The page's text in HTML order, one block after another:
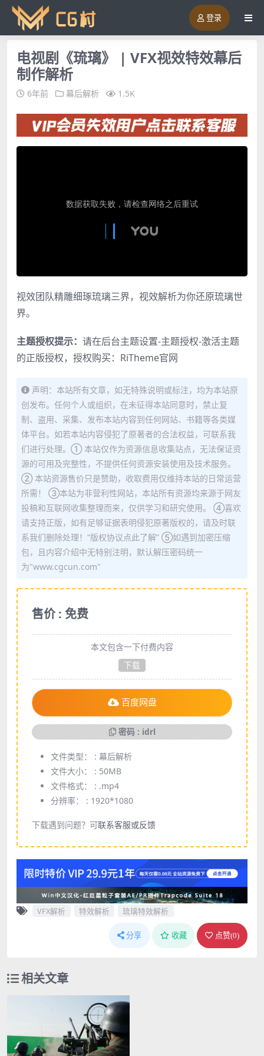
登录
电视剧《琉璃》 | VFX视效特效幕后
制作解析
6年前 幕后解析 1.5K
视效团队精雕细琢琉璃三界，视效解析为你还原琉璃世
界。
主题授权提示： 请在后台主题设置-主题授权-激活主题
的正版授权，授权购买： RiTheme官网
声明：本站所有文章，如无特殊说明或标注，均为本站原
创发布。任何个人或组织，在未征得本站同意时，禁止复
制、盗用、采集、发布本站内容到任何网站、书籍等各类媒
体平台。如若本站内容侵犯了原著者的合法权益，可联系我
们进行处理。① 本站仅作为资源信息收集站点，无法保证资
源的可用及完整性，不提供任何资源安装使用及技术服务。
② 本站资源售价只是赞助，收取费用仅维持本站的日常运营
所需！ ③本站为非营利性网站，本站所有资源均来源于网友
投稿和互联网收集整理而来，仅供学习和研究使用。 ④喜欢
请支持正版，如有足够证据表明侵犯原著版权的，请及时联
系我们删除处理！“版权协议点此了解” ⑤如遇到加密压缩
包，且内容介绍中无特别注明，默认解压密码统一
为"www.cgcun.com"
售价 : 免费
本文包含一下付费内容
下载
百度网盘
密码 : idrl
文件类型： : 幕后解析
文件大小： : 50MB
文件格式： : .mp4
分辨率： : 1920*1080
下载遇到问题？可联系客服或反馈
VFX解析 特效解析 琉璃特效解析
分享 收藏 点赞(0)
相关文章